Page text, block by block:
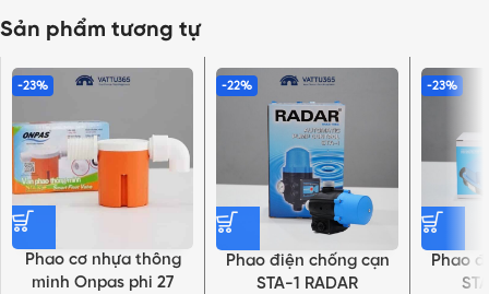
Sản phẩm tương tự
-23%
Phao cơ nhựa thông
minh Onpas phi 27
-22%
Phao điện chống cạn
STA-1 RADAR
-23%
Phao